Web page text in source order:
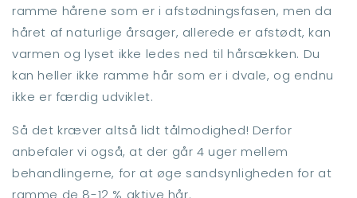
ramme hårene som er i afstødningsfasen, men da
håret af naturlige årsager, allerede er afstødt, kan
varmen og lyset ikke ledes ned til hårsækken. Du
kan heller ikke ramme hår som er i dvale, og endnu
ikke er færdig udviklet.
Så det kræver altså lidt tålmodighed! Derfor
anbefaler vi også, at der går 4 uger mellem
behandlingerne, for at øge sandsynligheden for at
ramme de 8-12 % aktive hår.